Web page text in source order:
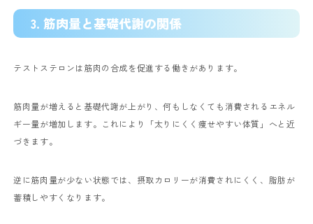
3. 筋肉量と基礎代謝の関係
テストステロンは筋肉の合成を促進する働きがあります。
筋肉量が増えると基礎代謝が上がり、何もしなくても消費されるエネル
ギー量が増加します。これにより「太りにくく痩せやすい体質」へと近
づきます。
逆に筋肉量が少ない状態では、摂取カロリーが消費されにくく、脂肪が
蓄積しやすくなります。